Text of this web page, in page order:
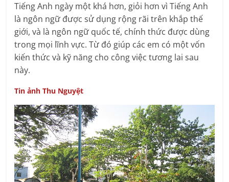
Tiếng Anh ngày một khá hơn, giỏi hơn vì Tiếng Anh
là ngôn ngữ được sử dụng rộng rãi trên khắp thế
giới, và là ngôn ngữ quốc tế, chính thức được dùng
trong mọi lĩnh vực. Từ đó giúp các em có một vốn
kiến thức và kỹ năng cho công việc tương lai sau
này.
Tin ảnh Thu Nguyệt